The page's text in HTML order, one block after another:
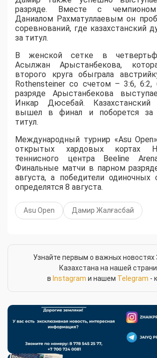
разряде. Вместе с чемпионом
Даниалом Рахматуллаевым он
соревнований, где казахстанский
за титул.
В женской сетке в
Асылжан Арыстанбекова,
второго круга обыграла
Rothensteiner со счетом – 3:6,
разряде Арыстанбекова
Инкар Дюсебай.
вышел в финал и поборется за
титул.
Международный турнир «Asu
открытых хардовых кортах
теннисного центра Beeline
Финальные матчи в парном
августа, а победители одиночных
определятся 8 августа.
Asu Open Дамир Жалғасбай
Узнайте первым о важных новостях
Казахстана на нашей
в Instagram и нашем Telegram -